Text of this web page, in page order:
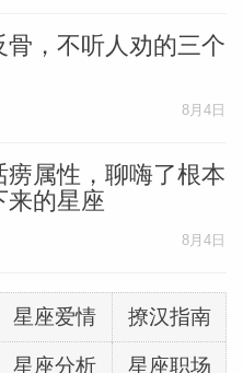
腾的热情、掌控权力
教养之下的毁灭幻
“心中的野兽”，才
野兽就在那里，就无
法转化自己谴责的那
骨，不听人劝的三个
8月4日
痨属性，聊嗨了根本
来的星座
8月4日
星座爱情 撩汉指南
星座分析 星座职场